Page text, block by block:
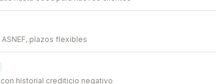
plazos flexibles
historial crediticio negativo